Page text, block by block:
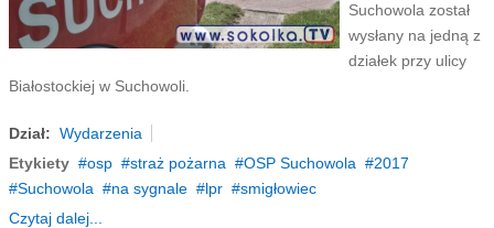
Suchowola został
wysłany na jedną z
działek przy ulicy
Białostockiej w Suchowoli.
Dział: Wydarzenia
Etykiety
osp straż pożarna OSP Suchowola
2017
Suchowola
na sygnale lpr
smigłowiec
Czytaj dalej...